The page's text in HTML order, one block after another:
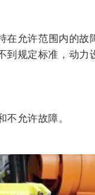
在允许范围内的
到规定标准，动力
允许故障。